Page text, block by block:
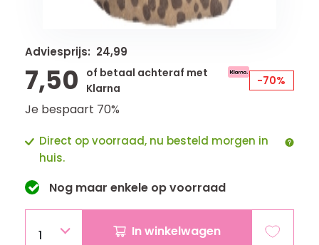
Adviesprijs: 24,99
7,50
of betaal achteraf met
Klarna
-70%
Je bespaart 70%
Direct op voorraad, nu besteld morgen in
huis.
Nog maar enkele op voorraad
1 In winkelwagen